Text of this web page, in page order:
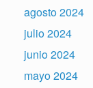
agosto 2024
julio 2024
junio 2024
mayo 2024